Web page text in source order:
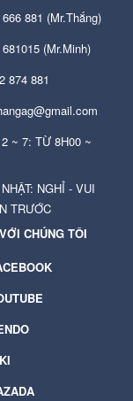
881 (Mr.Thắng)
(Mr.Minh)
874 881
~ 7: TỪ 8H00 ~
NGHỈ - VUI
TRƯỚC
CHÚNG TÔI